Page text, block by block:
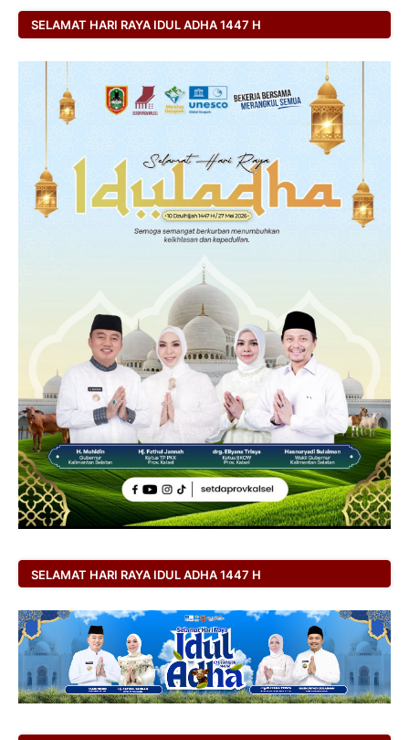
SELAMAT HARI RAYA IDUL ADHA 1447 H
SELAMAT HARI RAYA IDUL ADHA 1447 H